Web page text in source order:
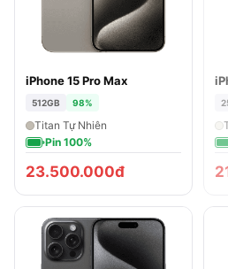
iPhone 15 Pro Max
512GB 98%
Titan Tự Nhiên
Pin 100%
23.500.000đ